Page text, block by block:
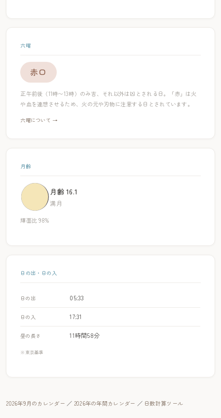
六曜
赤口
正午前後（11時〜13時）のみ吉、それ以外は凶とされる日。「赤」は火
や血を連想させるため、火の元や刃物に注意する日とされています。
六曜について →
月齢
月齢 16.1
満月
輝面比 98%
日の出・日の入
日の出 05:33
日の入 17:31
昼の長さ 11時間58分
※東京基準
2026年9月のカレンダー ／ 2026年の年間カレンダー ／ 日数計算ツール